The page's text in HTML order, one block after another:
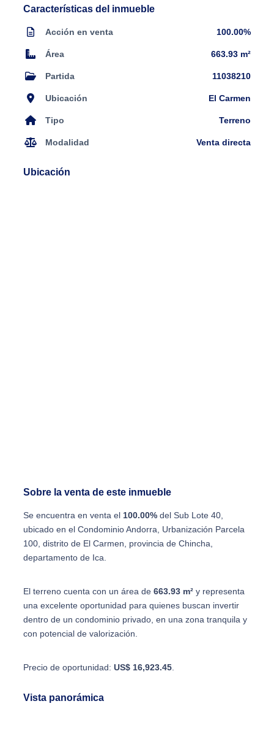
Características del inmueble
Acción en venta 100.00%
Área 663.93 m²
Partida 11038210
Ubicación El Carmen
Tipo Terreno
Modalidad Venta directa
Ubicación
Sobre la venta de este inmueble
Se encuentra en venta el 100.00% del Sub Lote 40,
ubicado en el Condominio Andorra, Urbanización Parcela
100, distrito de El Carmen, provincia de Chincha,
departamento de Ica.
El terreno cuenta con un área de 663.93 m² y representa
una excelente oportunidad para quienes buscan invertir
dentro de un condominio privado, en una zona tranquila y
con potencial de valorización.
Precio de oportunidad: US$ 16,923.45
Vista panorámica